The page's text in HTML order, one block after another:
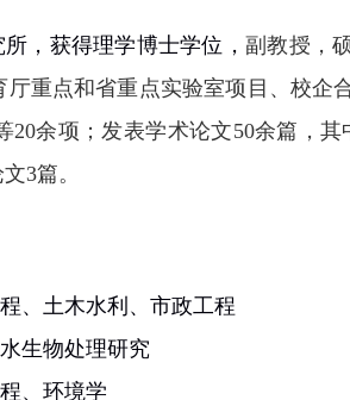
，获得理学博士学位， 副教授，
重点和省重点实验室项目、校企
20余项；发表学术论文50余篇，其
3篇。
、土木水利、市政工程
生物处理研究
、环境学